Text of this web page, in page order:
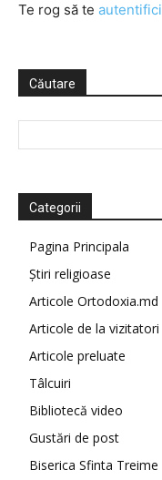
Te rog să te autentifici
Căutare
Categorii
Pagina Principala
Știri religioase
Articole Ortodoxia.md
Articole de la vizitatori
Articole preluate
Tâlcuiri
Bibliotecă video
Gustări de post
Biserica Sfinta Treime